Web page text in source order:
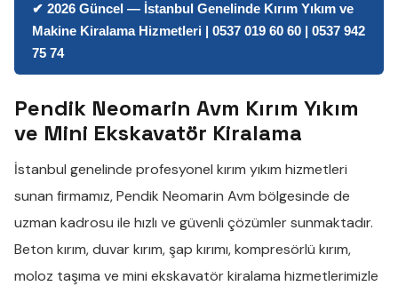
✔ 2026 Güncel — İstanbul Genelinde Kırım Yıkım ve
Makine Kiralama Hizmetleri | 0537 019 60 60 | 0537 942
75 74
Pendik Neomarin Avm Kırım Yıkım
ve Mini Ekskavatör Kiralama
İstanbul genelinde profesyonel kırım yıkım hizmetleri
sunan firmamız,Pendik Neomarin Avm bölgesinde de
uzman kadrosu ile hızlı ve güvenli çözümler sunmaktadır.
Beton kırım,duvar kırım,şap kırımı,kompresörlü kırım,
moloz taşıma ve mini ekskavatör kiralama hizmetlerimizle